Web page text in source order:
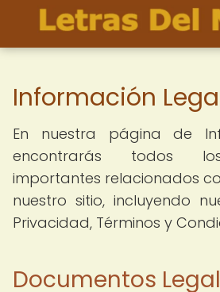
Información
En nuestra página de
encontrarás todos
importantes relacionados
nuestro sitio, incluyendo
Privacidad, Términos y
Documentos